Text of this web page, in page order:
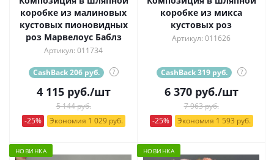
коробке из малиновых
кустовых пионовидных
роз Марвелоус Баблз
Артикул: 011734
CashBack 206 руб. ?
4 115руб./шт
5 144 руб.
-25%
Экономия 1 029 руб.
коробке из микса
кустовых роз
Артикул: 011626
CashBack 319 руб. ?
6 370руб./шт
7 963 руб.
-25%
Экономия 1 593 руб.
НОВИНКА НОВИНКА